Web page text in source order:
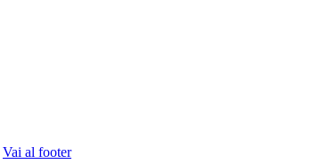
Vai al footer